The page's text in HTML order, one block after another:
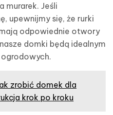
murarek. Jeśli
upewnijmy się, że rurki
odpowiednie otwory
domki będą idealnym
zrobić domek dla
krok po kroku